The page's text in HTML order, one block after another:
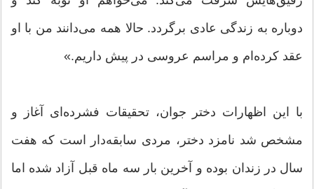
دوباره به زندگی عادی برگردد. حالا همه می‌دانند من با او
عقد کرده‌ام و مراسم عروسی در پیش داریم.»
با این اظهارات دختر جوان، تحقیقات فشرده‌ای آغاز و
مشخص شد نامزد دختر، مردی سابقه‌دار است که هفت
سال در زندان بوده و آخرین بار سه ماه قبل آزاد شده اما